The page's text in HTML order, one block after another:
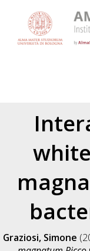
Graziosi, Simone